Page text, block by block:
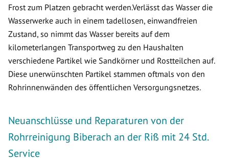
Frost zum Platzen gebracht werden.Verlässt das Wasser die
Wasserwerke auch in einem tadellosen, einwandfreien
Zustand, so nimmt das Wasser bereits auf dem
kilometerlangen Transportweg zu den Haushalten
verschiedene Partikel wie Sandkörner und Rostteilchen auf.
Diese unerwünschten Partikel stammen oftmals von den
Rohrinnenwänden des öffentlichen Versorgungsnetzes.
Neuanschlüsse und Reparaturen von der
Rohrreinigung Biberach an der Riß mit 24 Std.
Service